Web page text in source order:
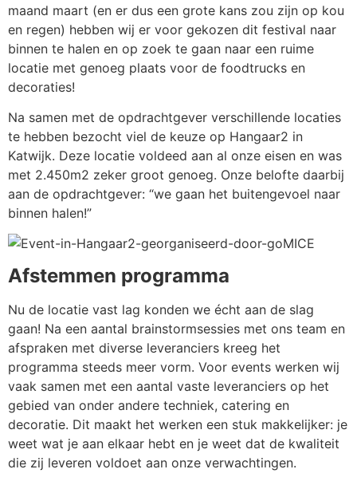
maand maart (en er dus een grote kans zou zijn op kou
en regen) hebben wij er voor gekozen dit festival naar
binnen te halen en op zoek te gaan naar een ruime
locatie met genoeg plaats voor de foodtrucks en
decoraties!
Na samen met de opdrachtgever verschillende locaties
te hebben bezocht viel de keuze op Hangaar2 in
Katwijk. Deze locatie voldeed aan al onze eisen en was
met 2.450m2 zeker groot genoeg. Onze belofte daarbij
aan de opdrachtgever: “we gaan het buitengevoel naar
binnen halen!”
Afstemmen programma
Nu de locatie vast lag konden we écht aan de slag
gaan! Na een aantal brainstormsessies met ons team en
afspraken met diverse leveranciers kreeg het
programma steeds meer vorm. Voor events werken wij
vaak samen met een aantal vaste leveranciers op het
gebied van onder andere techniek, catering en
decoratie. Dit maakt het werken een stuk makkelijker: je
weet wat je aan elkaar hebt en je weet dat de kwaliteit
die zij leveren voldoet aan onze verwachtingen.